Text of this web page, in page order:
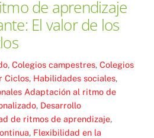
de aprendizaje
El valor de los
,Colegios campestres,Colegios
Ciclos, Habilidades sociales,
Adaptación al ritmo de
, Desarrollo
de ritmos de aprendizaje,
, Flexibilidad en la